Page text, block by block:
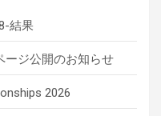
結果
ージ公開のお知らせ
2026